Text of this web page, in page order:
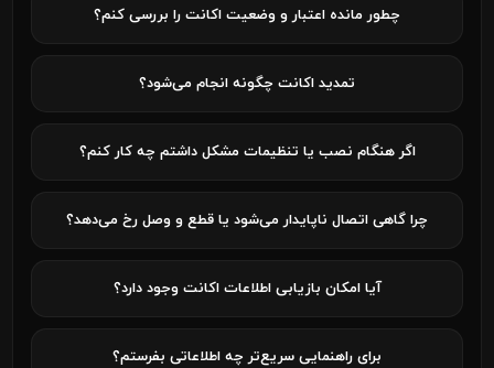
چطور مانده اعتبار و وضعیت اکانت را بررسی کنم؟
تمدید اکانت چگونه انجام می‌شود؟
اگر هنگام نصب یا تنظیمات مشکل داشتم چه کار کنم؟
چرا گاهی اتصال ناپایدار می‌شود یا قطع و وصل رخ می‌دهد؟
آیا امکان بازیابی اطلاعات اکانت وجود دارد؟
برای راهنمایی سریع‌تر چه اطلاعاتی بفرستم؟